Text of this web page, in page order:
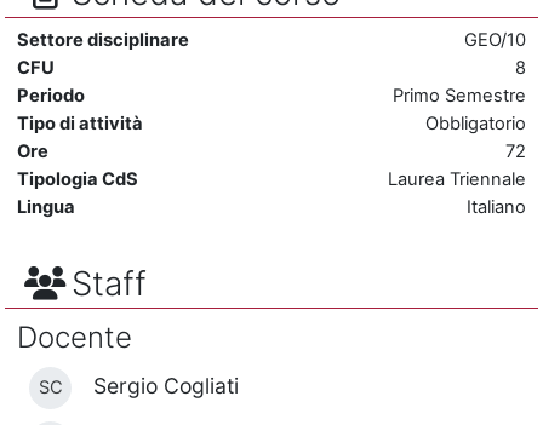
Settore disciplinare
GEO/10
CFU
8
Periodo
Primo Semestre
Tipo di attività
Obbligatorio
Ore
72
Tipologia CdS
Laurea Triennale
Lingua
Italiano
Staff
Docente
SC Sergio Cogliati